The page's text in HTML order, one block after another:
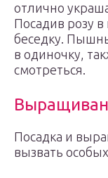
отлично
Посадив розу
беседку.
в одиночку,
смотреться.
Посадка и
вызвать